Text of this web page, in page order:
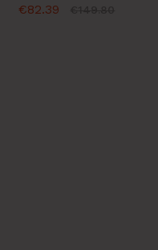
€82.39
€82.39